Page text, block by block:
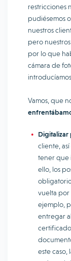
restricciones
pudiésemos
nuestros
pero
por lo que
cámara de
Vamos, que
Digitalizar
cliente,
tener que
ello, los
vuelta por
ejemplo,
entregar
este caso,